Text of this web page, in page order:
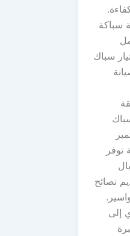
خدمة سباكة
سباك
توفر
نصائح
إلى